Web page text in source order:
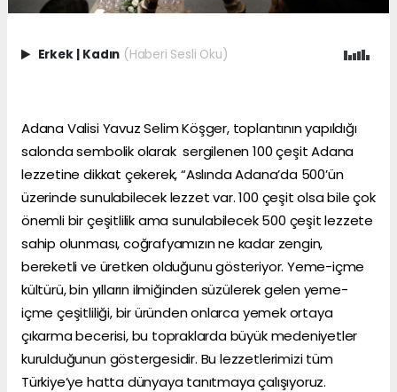
Erkek | Kadın (Haberi Sesli Oku)
Adana Valisi Yavuz Selim Köşger, toplantının yapıldığı
salonda sembolik olarak sergilenen 100 çeşit Adana
lezzetine dikkat çekerek, “Aslında Adana’da 500’ün
üzerinde sunulabilecek lezzet var. 100 çeşit olsa bile çok
önemli bir çeşitlilik ama sunulabilecek 500 çeşit lezzete
sahip olunması, coğrafyamızın ne kadar zengin,
bereketli ve üretken olduğunu gösteriyor. Yeme-içme
kültürü, bin yılların ilmiğinden süzülerek gelen yeme-
içme çeşitliliği, bir üründen onlarca yemek ortaya
çıkarma becerisi, bu topraklarda büyük medeniyetler
kurulduğunun göstergesidir. Bu lezzetlerimizi tüm
Türkiye’ye hatta dünyaya tanıtmaya çalışıyoruz.